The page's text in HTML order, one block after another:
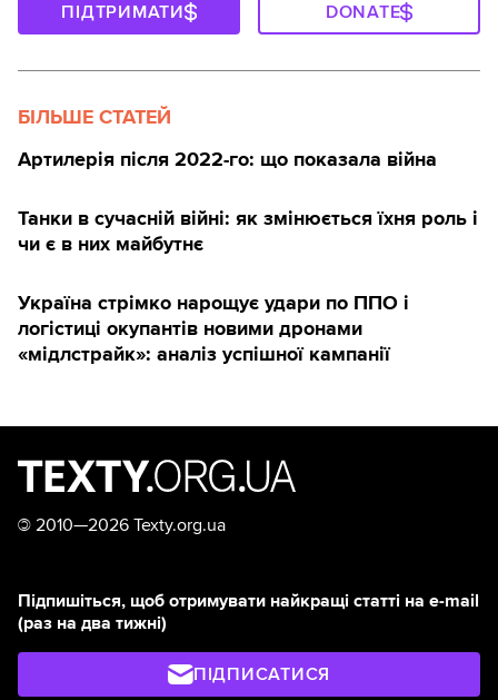
ПІДТРИМАТИ DONATE
БІЛЬШЕ СТАТЕЙ
Артилерія після 2022-го: що показала війна
Танки в сучасній війні: як змінюється їхня роль і
чи є в них майбутнє
Україна стрімко нарощує удари по ППО і
логістиці окупантів новими дронами
«мідлстрайк»: аналіз успішної кампанії
© 2010—2026 Texty.org.ua
Підпишіться, щоб отримувати найкращі статті на e-mail
(раз на два тижні)
ПІДПИСАТИСЯ